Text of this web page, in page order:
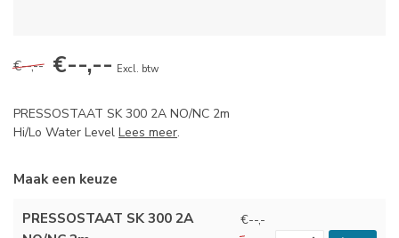
€--,-- €--,-- Excl. btw
PRESSOSTAAT SK 300 2A NO/NC 2m
Hi/Lo Water Level Lees meer.
Maak een keuze
PRESSOSTAAT SK 300 2A
€--,-